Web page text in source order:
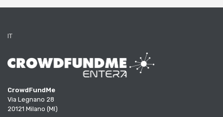
IT
CrowdFundMe
Via Legnano 28
20121 Milano (MI)